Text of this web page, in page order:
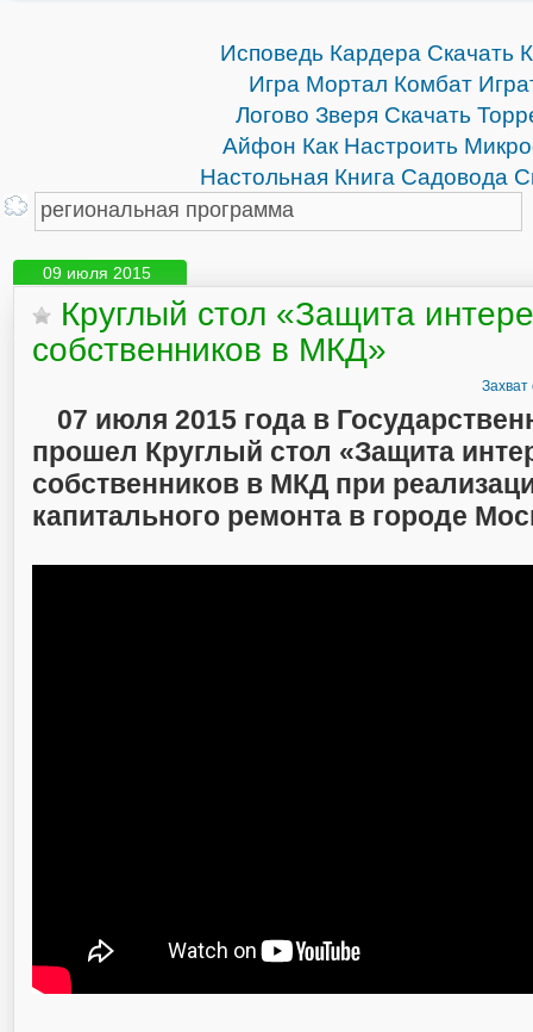
Исповедь Кардера Скачать
Игра Мортал Комбат
Логово Зверя Скачать
Айфон Как Настроить
Настольная Книга Садовода
09 июля 2015
Круглый стол «Защита
собственников в МКД»
07 июля 2015 года в
прошел Круглый стол «Защита
собственников в МКД при
капитального ремонта в городе